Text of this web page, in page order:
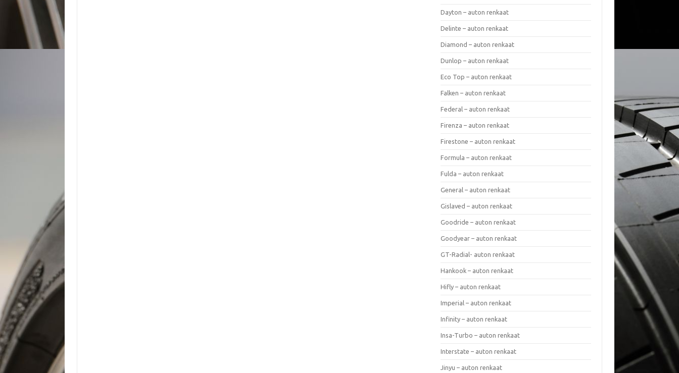
Dayton – auton renkaat
Delinte – auton renkaat
Diamond – auton renkaat
Dunlop – auton renkaat
Eco Top – auton renkaat
Falken – auton renkaat
Federal – auton renkaat
Firenza – auton renkaat
Firestone – auton renkaat
Formula – auton renkaat
Fulda – auton renkaat
General – auton renkaat
Gislaved – auton renkaat
Goodride – auton renkaat
Goodyear – auton renkaat
GT-Radial- auton renkaat
Hankook – auton renkaat
Hifly – auton renkaat
Imperial – auton renkaat
Infinity – auton renkaat
Insa-Turbo – auton renkaat
Interstate – auton renkaat
Jinyu – auton renkaat